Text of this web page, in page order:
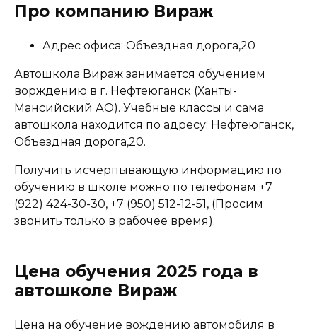
Про компанию Вираж
Адрес офиса: Объездная дорога,20
Автошкола Вираж занимается обучением
ворждению в г. Нефтеюганск (Ханты-
Мансийский АО). Учебные классы и сама
автошкола находится по адресу: Нефтеюганск,
Объездная дорога,20.
Получить исчерпывающую информацию по
обучению в школе можно по телефонам +7
(922) 424-30-30, +7 (950) 512-12-51 , (Просим
звонить только в рабочее время).
Цена обучения 2025 года в
автошколе Вираж
Цена на обучение вождению автомобиля в